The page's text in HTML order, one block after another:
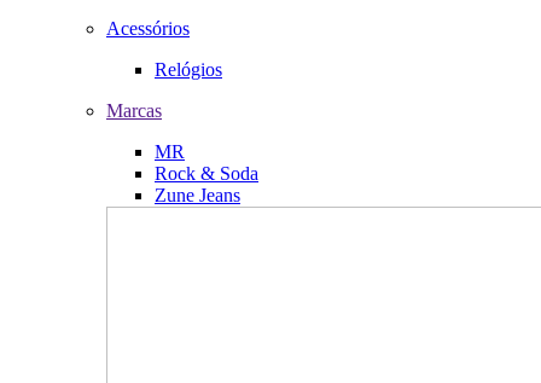
Acessórios
Relógios
Marcas
MR
Rock & Soda
Zune Jeans